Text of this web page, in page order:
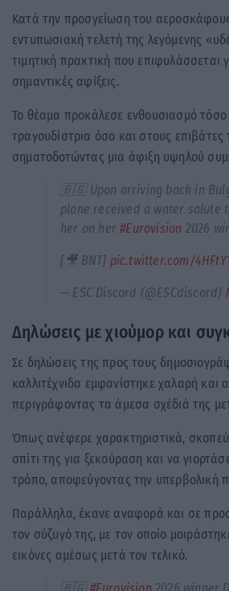
Κατά την προσγείωση του
εντυπωσιακή τελετή της λεγόμενης
τιμητική πρακτική που επιφυλάσσεται
σημαντικές αφίξεις.
Το θέαμα προκάλεσε ενθουσιασμό τόσο
τραγουδίστρια όσο και στους επιβάτες
σηματοδοτώντας μια άφιξη υψηλού
🇧🇬 Upon arriving back in
plane received a water salute
her on her#Eurovision 2026
[🎥 BNT] pic.twitter.com/
— ESC Discord (@ESCdiscord)
Δηλώσεις με χιούμορ και
Σε δηλώσεις της προς τους
καλλιτέχνιδα εμφανίστηκε χαλαρή και
περιγράφοντας τα άμεσα σχέδιά της
Όπως ανέφερε χαρακτηριστικά,
σπίτι της για ξεκούραση και να
τρόπο, αποφεύγοντας την υπερβολική
Παράλληλα, έκανε αναφορά και σε
τον σύζυγό της, με τον οποίο
εικόνες αμέσως μετά τον τελικό.